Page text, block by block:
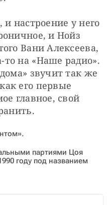
и настроение у него
и Нойз
Вани Алексеева,
на «Наше радио».
звучит так же
его первые
главное, свой
партиями Цоя
году под названием